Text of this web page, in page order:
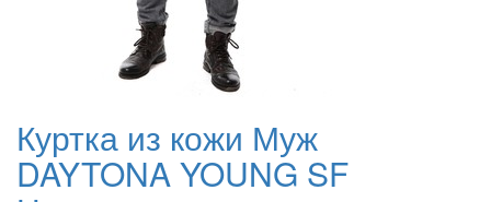
Куртка из кожи Муж
DAYTONA YOUNG SF